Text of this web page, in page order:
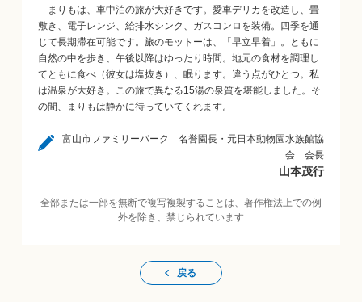
まりもは、車中泊の旅が大好きです。愛車デリカを改造し、畳
敷き、電子レンジ、給排水シンク、ガスコンロを装備。四季を通
じて長期滞在可能です。旅のモットーは、「早立早着」。ともに
自然の中を歩き、午後以降はゆったり時間。地元の食材を調理し
てともに食べ（彼女は塩抜き）、眠ります。違う点がひとつ。私
は温泉が大好き。この旅で異なる15湯の泉質を堪能しました。そ
の間、まりもは静かに待っていてくれます。
富山市ファミリーパーク 名誉園長・元日本動物園水族館協
会 会長
山本茂行
全部または一部を無断で複写複製することは、著作権法上での例
外を除き、禁じられています
戻る